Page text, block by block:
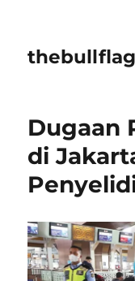
thebullflag
Dugaan
di